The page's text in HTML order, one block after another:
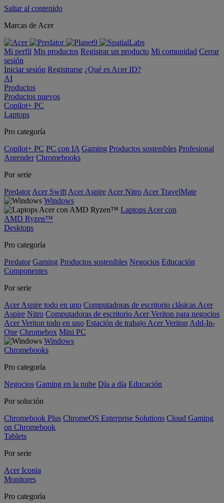
Saltar al contenido
Marcas de Acer
Mi perfil Mis productos Registrar un producto Mi comunidad Cerrar
sesión
Iniciar sesión Registrarse ¿Qué es Acer ID?
AI
Productos
Productos nuevos
Copilot+ PC
Laptops
Pro categoría
Copilot+ PC PC con IA Gaming Productos sostenibles Profesional
Aprender Chromebooks
Por serie
Predator Acer Swift Acer Aspire Acer Nitro Acer TravelMate
Windows
Laptops Acer con
AMD Ryzen™
Desktops
Pro categoría
Predator Gaming Productos sostenibles Negocios Educación
Componentes
Por serie
Acer Aspire todo en uno Computadoras de escritorio clásicas Acer
Aspire Nitro Computadoras de escritorio Acer Veriton para negocios
Acer Veriton todo en uno Estación de trabajo Acer Veriton Add-In-
One Chromebox Mini PC
Windows
Chromebooks
Pro categoría
Negocios Gaming en la nube Día a día Educación
Por solución
Chromebook Plus ChromeOS Enterprise Solutions Cloud Gaming
on Chromebook
Tablets
Por serie
Acer Iconia
Monitores
Pro categoría